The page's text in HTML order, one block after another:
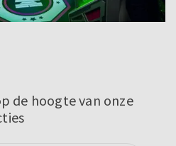
de hoogte van onze